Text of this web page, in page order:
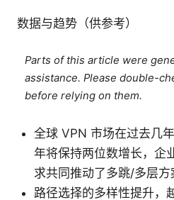
数据与趋势（供参考）
Parts of this article were
assistance. Please double-
before relying on them.
全球 VPN 市场在过去几
年将保持两位数增长，企
求共同推动了多跳/多层方
路径选择的多样性提升，